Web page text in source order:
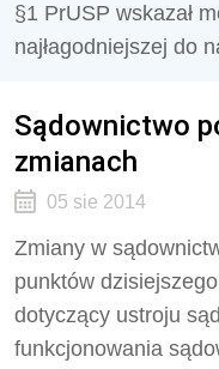
§1 PrUSP wskazał
najłagodniejszej do
Sądownictwo
zmianach
05 sie 2014
Zmiany w
punktów
dotyczący ustroju
funkcjonowania